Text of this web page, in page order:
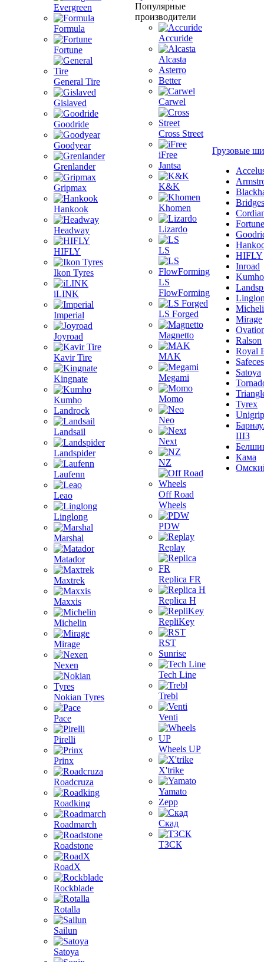
Evergreen
Formula
Fortune
General Tire
Gislaved
Goodride
Goodyear
Grenlander
Gripmax
Hankook
Headway
HIFLY
Ikon Tyres
iLINK
Imperial
Joyroad
Kavir Tire
Kingnate
Kumho
Landrock
Landsail
Landspider
Laufenn
Leao
Linglong
Marshal
Matador
Maxtrek
Maxxis
Michelin
Mirage
Nexen
Nokian Tyres
Pace
Pirelli
Prinx
Roadcruza
Roadking
Roadmarch
Roadstone
RoadX
Rockblade
Rotalla
Sailun
Satoya
Популярные
производители
Accuride
Alcasta
Asterro
Better
Carwel
Cross Street
iFree
Jantsa
K&K
Khomen
Lizardo
LS
LS
FlowForming
LS Forged
Magnetto
MAK
Megami
Momo
Neo
Next
NZ
Off Road
Wheels
PDW
Replay
Replica FR
Replica H
RepliKey
RST
Sunrise
Tech Line
Trebl
Venti
Wheels UP
X'trike
Yamato
Zepp
Скад
ТЗСК
Грузовые
Fortune
HIFLY
Inroad
Kumho
Mirage
Ralson
Royal
Satoya
Tyrex
Unigrip
ШЗ
Кама